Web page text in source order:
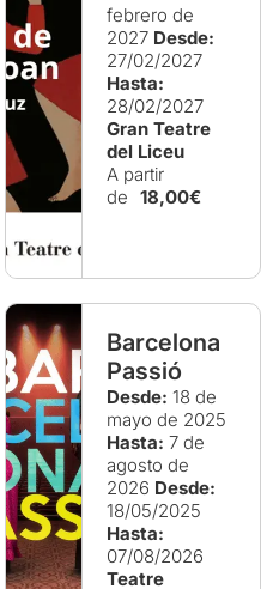
febrero de
2027 Desde:
27/02/2027
Hasta:
28/02/2027
Gran Teatre
del Liceu
A partir
de 18,00€
Barcelona
Passió
Desde: 18 de
mayo de 2025
Hasta: 7 de
agosto de
2026 Desde:
18/05/2025
Hasta:
07/08/2026
Teatre